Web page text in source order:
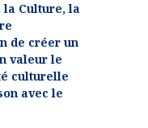
la Culture, la
de créer un
valeur le
culturelle
avec le